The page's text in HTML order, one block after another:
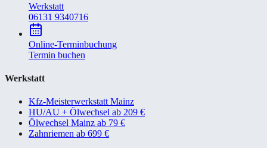
Werkstatt
06131 9340716
Online-Terminbuchung
Termin buchen
Werkstatt
Kfz-Meisterwerkstatt Mainz
HU/AU + Ölwechsel ab 209 €
Ölwechsel Mainz ab 79 €
Zahnriemen ab 699 €